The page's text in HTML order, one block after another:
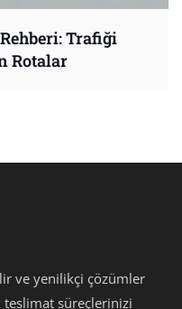
Trafiği
Rotalar
ve yenilikçi çözümler
süreçlerinizi